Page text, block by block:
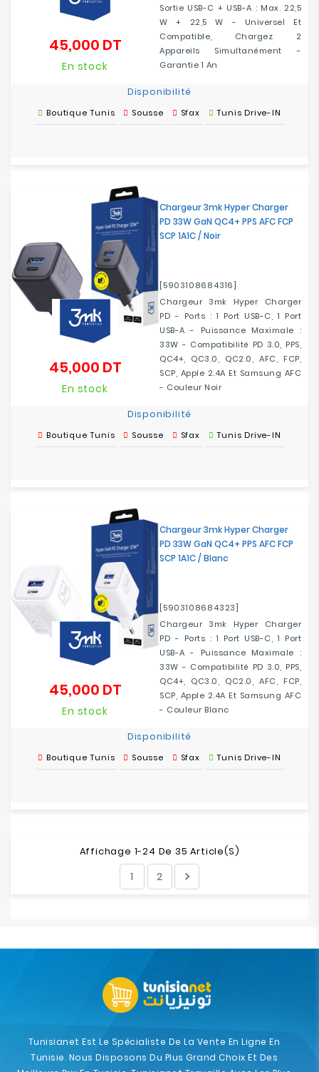
Sortie USB-C + USB-A : Max. 22,5
W + 22,5 W - Universel Et
Compatible, Chargez 2
Appareils Simultanément -
Garantie 1 An
45,000 DTPrix
En stock
Disponibilité
Boutique Tunis Sousse Sfax Tunis Drive-IN
Chargeur 3mk Hyper Charger
PD 33W GaN QC4+ PPS AFC FCP
SCP 1A1C / Noir
[5903108684316]
Chargeur 3mk Hyper Charger
PD - Ports : 1 Port USB-C, 1 Port
USB-A - Puissance Maximale :
33W - Compatibilité PD 3.0, PPS,
QC4+, QC3.0, QC2.0, AFC, FCP,
SCP, Apple 2.4A Et Samsung AFC
- Couleur Noir
45,000 DTPrix
En stock
Disponibilité
Boutique Tunis Sousse Sfax Tunis Drive-IN
Chargeur 3mk Hyper Charger
PD 33W GaN QC4+ PPS AFC FCP
SCP 1A1C / Blanc
[5903108684323]
Chargeur 3mk Hyper Charger
PD - Ports : 1 Port USB-C, 1 Port
USB-A - Puissance Maximale :
33W - Compatibilité PD 3.0, PPS,
QC4+, QC3.0, QC2.0, AFC, FCP,
SCP, Apple 2.4A Et Samsung AFC
- Couleur Blanc
45,000 DTPrix
En stock
Disponibilité
Boutique Tunis Sousse Sfax Tunis Drive-IN
Affichage 1-24 De 35 Article(s)
1 2 
Tunisianet Est Le Spécialiste De La Vente En Ligne En
Tunisie. Nous Disposons Du Plus Grand Choix Et Des